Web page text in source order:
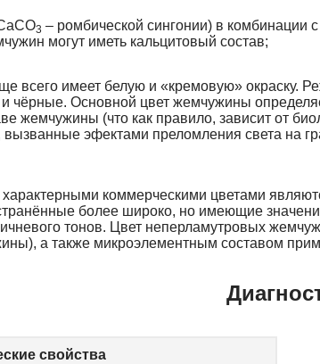
3 – ромбической сингонии) в
могут иметь кальцитовый состав;
всего имеет белую и «кремовую»
чёрные. Основной цвет жемчужины
жемчужины (что как правило, зависит от
вызванные эфектами преломления света на
коммерческими цветами
более широко, но имеющие
тонов. Цвет неперламутровых
а также микроэлементным составом
свойства